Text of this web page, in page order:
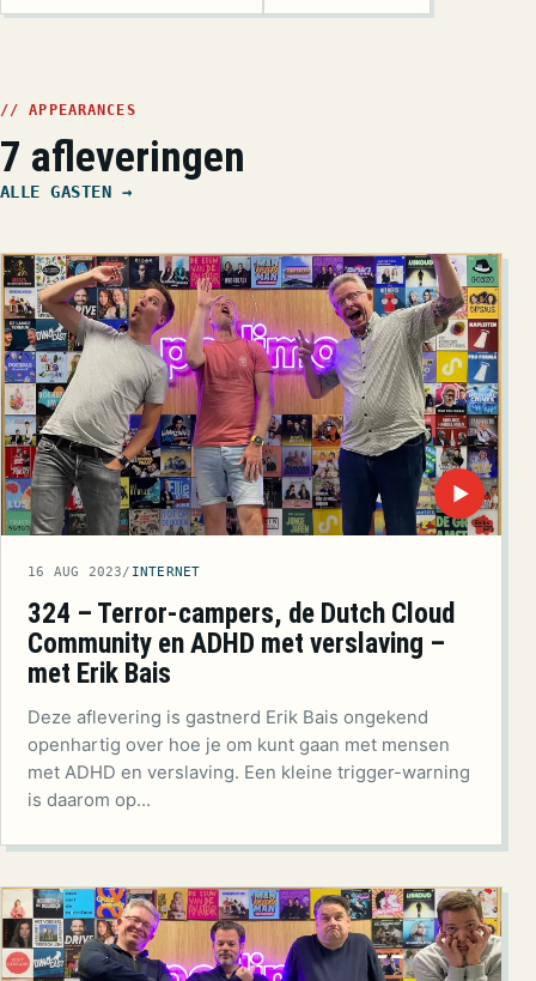
// APPEARANCES
7 afleveringen
ALLE GASTEN →
▶
16 AUG 2023/ INTERNET
324 – Terror-campers, de Dutch Cloud
Community en ADHD met verslaving –
met Erik Bais
Deze aflevering is gastnerd Erik Bais ongekend
openhartig over hoe je om kunt gaan met mensen
met ADHD en verslaving. Een kleine trigger-warning
is daarom op…